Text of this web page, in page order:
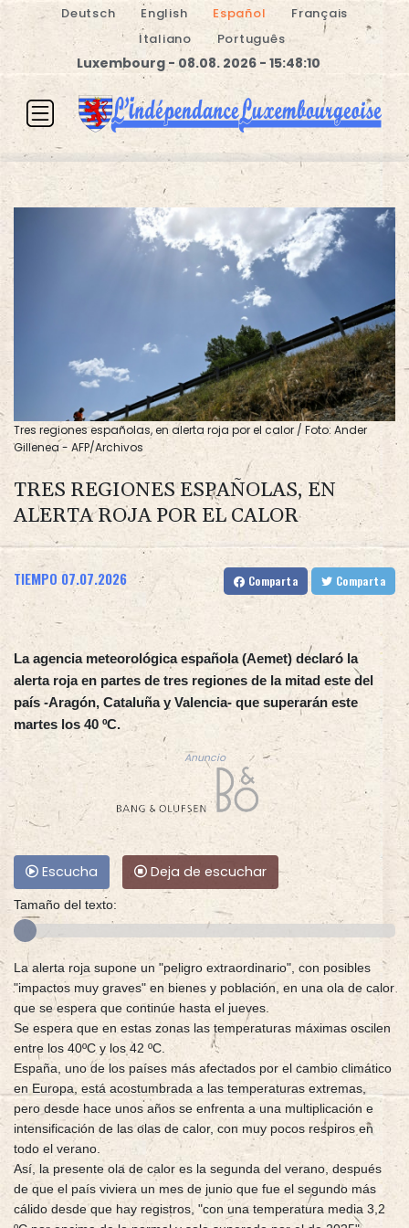
Deutsch English Español
Français
Italiano
Português
Luxembourg - 08.08. 2026 - 15:48:10
Tres regiones españolas, en alerta roja por el calor / Foto: Ander
Gillenea - AFP/Archivos
TRES REGIONES ESPAÑOLAS, EN
ALERTA ROJA POR EL CALOR
TIEMPO 07.07.2026 Comparta Comparta
La agencia meteorológica española (Aemet) declaró la
alerta roja en partes de tres regiones de la mitad este del
país -Aragón, Cataluña y Valencia- que superarán este
martes los 40 ºC.
Anuncio
Escucha Deja de escuchar
Tamaño del texto:
La alerta roja supone un "peligro extraordinario", con posibles
"impactos muy graves" en bienes y población, en una ola de calor
que se espera que continúe hasta el jueves.
Se espera que en estas zonas las temperaturas máximas oscilen
entre los 40ºC y los 42 ºC.
España, uno de los países más afectados por el cambio climático
en Europa, está acostumbrada a las temperaturas extremas,
pero desde hace unos años se enfrenta a una multiplicación e
intensificación de las olas de calor, con muy pocos respiros en
todo el verano.
Así, la presente ola de calor es la segunda del verano, después
de que el país viviera un mes de junio que fue el segundo más
cálido desde que hay registros, "con una temperatura media 3,2